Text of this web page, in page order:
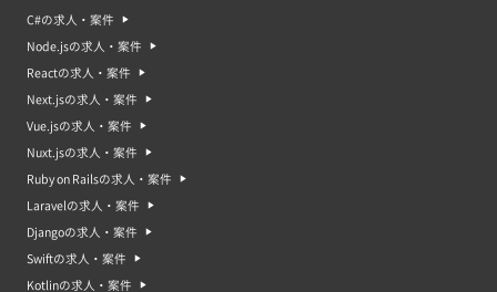
C#の求人・案件
Node.jsの求人・案件
Reactの求人・案件
Next.jsの求人・案件
Vue.jsの求人・案件
Nuxt.jsの求人・案件
Ruby on Railsの求人・案件
Laravelの求人・案件
Djangoの求人・案件
Swiftの求人・案件
Kotlinの求人・案件